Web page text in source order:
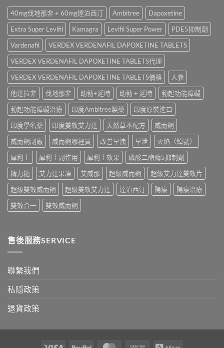
藥
購
買
比
較〉
中
果、
價
錢、
副
作
用
全
面
比
較
與
香
港
購
買
指
南〉
與
Kamagra
Jelly
全
面
比
較〉
中
裡
買？
犀
利
士
學
名
藥
購
買
渠
道、
價
錢
與
真
假
辨
指
南〉
中
40mg伐地那非 + 60mg達泊西汀 Ambitree
Dapoxetine
Extra Super Levifil
Kamagra Levifil Super Power
PDE5抑制劑
Vardenafil
VERDEX VERDENAFIL DAPOXETINE TABLETS
VERDEX VERDENAFIL DAPOXETINE TABLETS代理
VERDEX VERDENAFIL DAPOXETINE TABLETS價格
人參
他達拉非
伐地那非 助勃+延時 助勃 + 延時
勃起功能障礙
勃起功能障礙治療
印度Ambitree製藥
印度原裝進口
印度學名藥
印度雙效艾力達 天然草本配方
威而鋼
威而鋼副廠
威而鋼哪裡買 改善早洩 早泄
火焰（綽號）
犀利士
犀利士副作用 犀利士效果
磷酸二酯酶5抑制劑
精力糖
艾力達果凍 艾威那 超級威而鋼
超級艾力達雙效片
超級雙效威而鋼
超級雙效艾力達 達泊西汀 陽痿
陽痿治療
雙效合一
雙效威而鋼
售後服務SERVICE
聯繫我們
私隱政策
退貨政策